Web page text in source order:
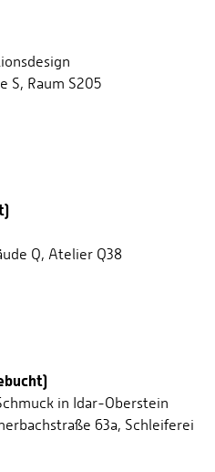
S, Raum S205
Q, Atelier Q38
in Idar-Oberstein
63a, Schleiferei